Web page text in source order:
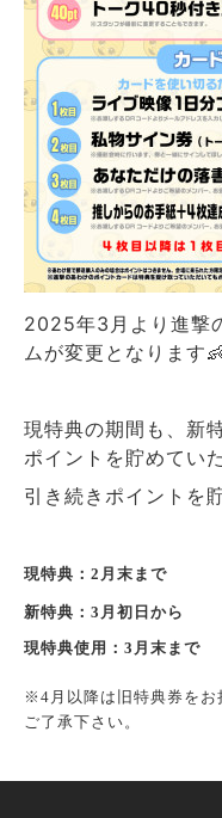
2025年3月より進撃
ムが変更となります
現特典の期間も、新
ポイントを貯めてい
引き続きポイントを
現特典：2月末まで
新特典：3月初日から
現特典使用：3月末まで
※4月以降は旧特典券をお
ご了承下さい。